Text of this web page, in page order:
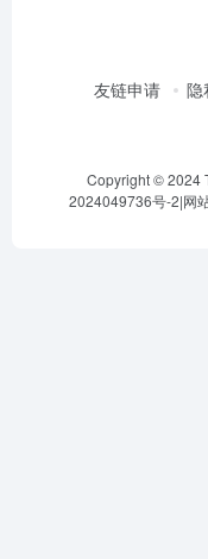
友链申请 隐
Copyright © 2024
2024049736号-2|网